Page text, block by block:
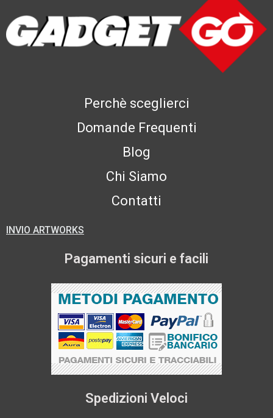
Perchè sceglierci
Domande Frequenti
Blog
Chi Siamo
Contatti
INVIO ARTWORKS
Pagamenti sicuri e facili
Spedizioni Veloci